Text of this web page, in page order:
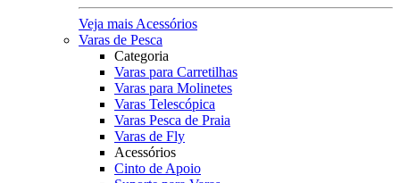
Veja mais Acessórios
Varas de Pesca
Categoria
Varas para Carretilhas
Varas para Molinetes
Varas Telescópica
Varas Pesca de Praia
Varas de Fly
Acessórios
Cinto de Apoio